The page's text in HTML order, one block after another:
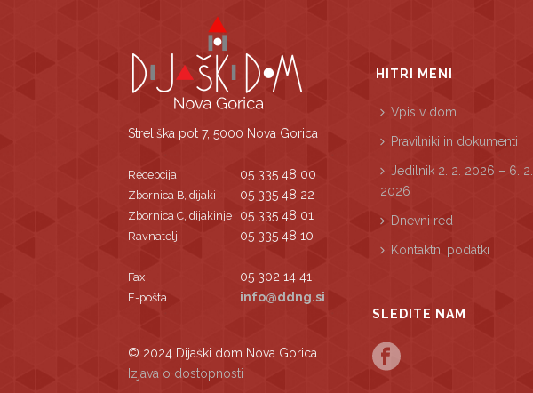
Streliška pot 7, 5000 Nova Gorica
Recepcija 05 335 48 00
Zbornica B, dijaki 05 335 48 22
Zbornica C, dijakinje 05 335 48 01
Ravnatelj 05 335 48 10
Fax 05 302 14 41
E-pošta info@ddng.si
© 2024 Dijaški dom Nova Gorica |
Izjava o dostopnosti
HITRI MENI
Vpis v dom
Pravilniki in dokumenti
Jedilnik 2. 2. 2026 – 6. 2.
2026
Dnevni red
Kontaktni podatki
SLEDITE NAM